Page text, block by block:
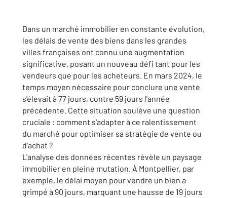
Dans un marché immobilier en constante évolution,
les délais de vente des biens dans les grandes
villes françaises ont connu une augmentation
significative, posant un nouveau défi tant pour les
vendeurs que pour les acheteurs. En mars 2024, le
temps moyen nécessaire pour conclure une vente
s'élevait à 77 jours, contre 59 jours l'année
précédente. Cette situation soulève une question
cruciale : comment s'adapter à ce ralentissement
du marché pour optimiser sa stratégie de vente ou
d'achat ?
L'analyse des données récentes révèle un paysage
immobilier en pleine mutation. À Montpellier, par
exemple, le délai moyen pour vendre un bien a
grimpé à 90 jours, marquant une hausse de 19 jours